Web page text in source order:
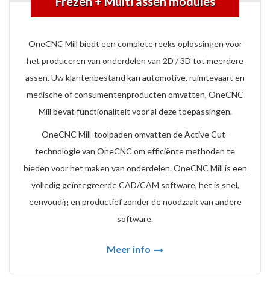
OneCNC Mill biedt een complete reeks oplossingen voor
het produceren van onderdelen van 2D / 3D tot meerdere
assen. Uw klantenbestand kan automotive, ruimtevaart en
medische of consumentenproducten omvatten, OneCNC
Mill bevat functionaliteit voor al deze toepassingen.
OneCNC Mill-toolpaden omvatten de Active Cut-
technologie van OneCNC om efficiënte methoden te
bieden voor het maken van onderdelen. OneCNC Mill is een
volledig geïntegreerde CAD/CAM software, het is snel,
eenvoudig en productief zonder de noodzaak van andere
software.
Meer info